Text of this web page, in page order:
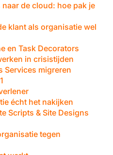
de cloud: hoe pak je
klant als organisatie wel
en Task Decorators
in crisistijden
Services migreren
écht het nakijken
Scripts & Site Designs
tegen